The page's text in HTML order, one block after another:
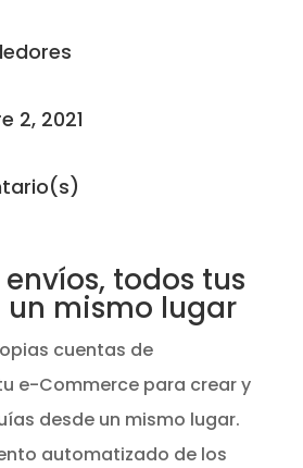
2, 2021
todos tus
un mismo lugar
cuentas de
e-Commerce para crear y
desde un mismo lugar.
automatizado de los